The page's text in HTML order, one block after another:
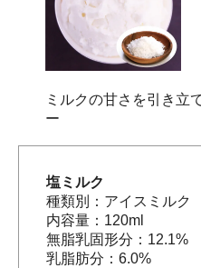
ミルクの甘さを引き立
ー
塩ミルク
種類別：アイスミルク
内容量：120ml
無脂乳固形分：12.1%
乳脂肪分：6.0%